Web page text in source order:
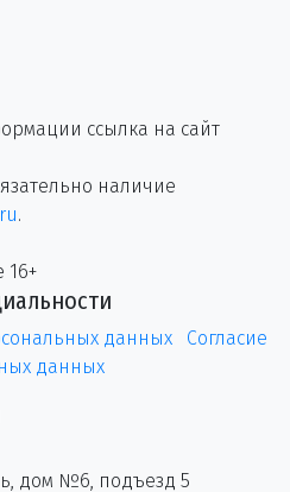
ссылка на сайт
наличие
.
16+
данных
Согласие
данных
дом №6, подъезд 5